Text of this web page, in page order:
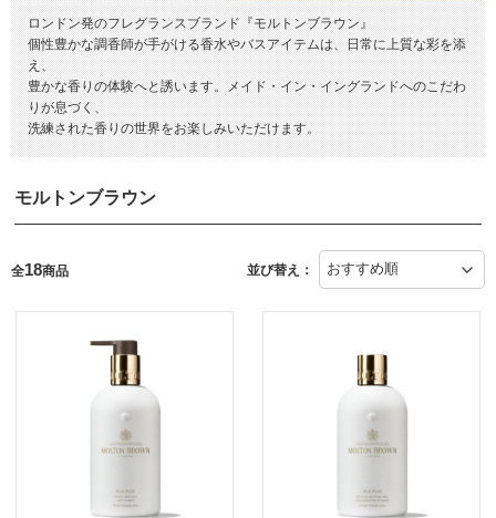
ロンドン発のフレグランスブランド『モルトンブラウン』
個性豊かな調香師が手がける香水やバスアイテムは、日常に上質な彩を添
え、
豊かな香りの体験へと誘います。メイド・イン・イングランドへのこだわ
りが息づく、
洗練された香りの世界をお楽しみいただけます。
モルトンブラウン
全18商品 並び替え：